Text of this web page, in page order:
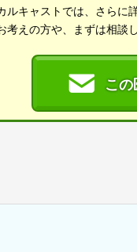
ルキャストでは、さらに
考えの方や、まずは相談
この